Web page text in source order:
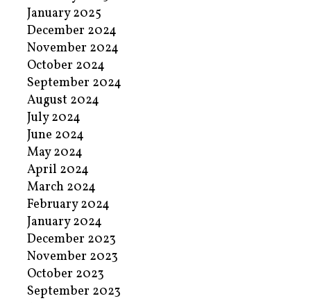
January 2025
December 2024
November 2024
October 2024
September 2024
August 2024
July 2024
June 2024
May 2024
April 2024
March 2024
February 2024
January 2024
December 2023
November 2023
October 2023
September 2023